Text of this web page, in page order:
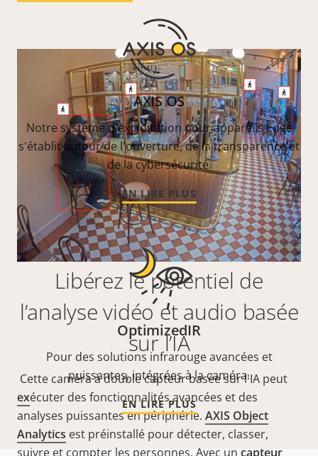
Libérez le potentiel de
l’analyse vidéo et audio basée
sur l’IA
Cette caméra à double capteur basée sur l'IA peut
exécuter des fonctionnalités avancées et des
analyses puissantes en périphérie. AXIS Object
Analytics est préinstallé pour détecter, classer,
suivre et compter les personnes. Avec un capteur
AXIS OS
Notre système d'exploitation pour appareils Edge
s'établit autour de l'ouverture, de la transparence et
de la cybersécurité.
EN LIRE PLUS
OptimizedIR
Pour des solutions infrarouge avancées et
puissantes, intégrées à la caméra.
EN LIRE PLUS